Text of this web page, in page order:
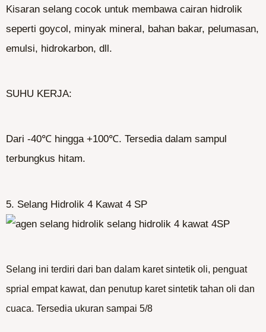
Kisaran selang cocok untuk membawa cairan hidrolik
seperti goycol, minyak mineral, bahan bakar, pelumasan,
emulsi, hidrokarbon, dll.
SUHU KERJA:
Dari -40℃ hingga +100℃. Tersedia dalam sampul
terbungkus hitam.
5. Selang Hidrolik 4 Kawat 4 SP
Selang ini terdiri dari ban dalam karet sintetik oli, penguat
sprial empat kawat, dan penutup karet sintetik tahan oli dan
cuaca. Tersedia ukuran sampai 5/8